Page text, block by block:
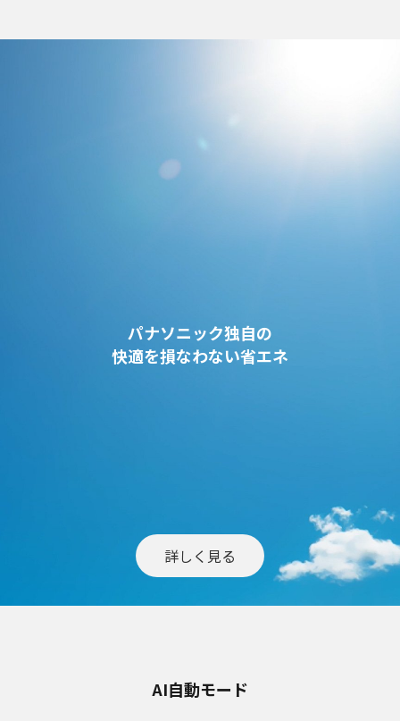
パナソニック独自の
快適を損なわない省エネ
詳しく見る
AI自動モード